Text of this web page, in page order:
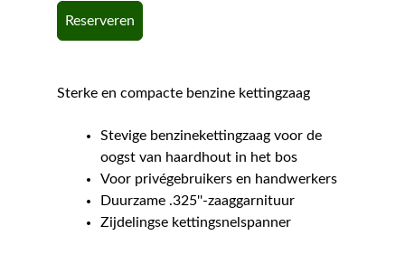
Reserveren
Sterke en compacte benzine kettingzaag
Stevige benzinekettingzaag voor de
oogst van haardhout in het bos
Voor privégebruikers en handwerkers
Duurzame .325''-zaaggarnituur
Zijdelingse kettingsnelspanner